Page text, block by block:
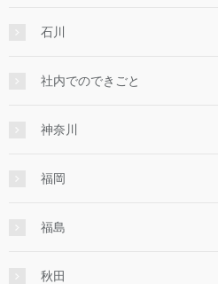
石川
社内でのできごと
神奈川
福岡
福島
秋田